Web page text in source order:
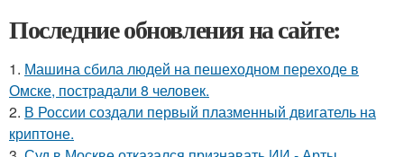
Последние обновления на сайте:
1. Машина сбила людей на пешеходном переходе в
Омске, пострадали 8 человек.
2. В России создали первый плазменный двигатель на
криптоне.